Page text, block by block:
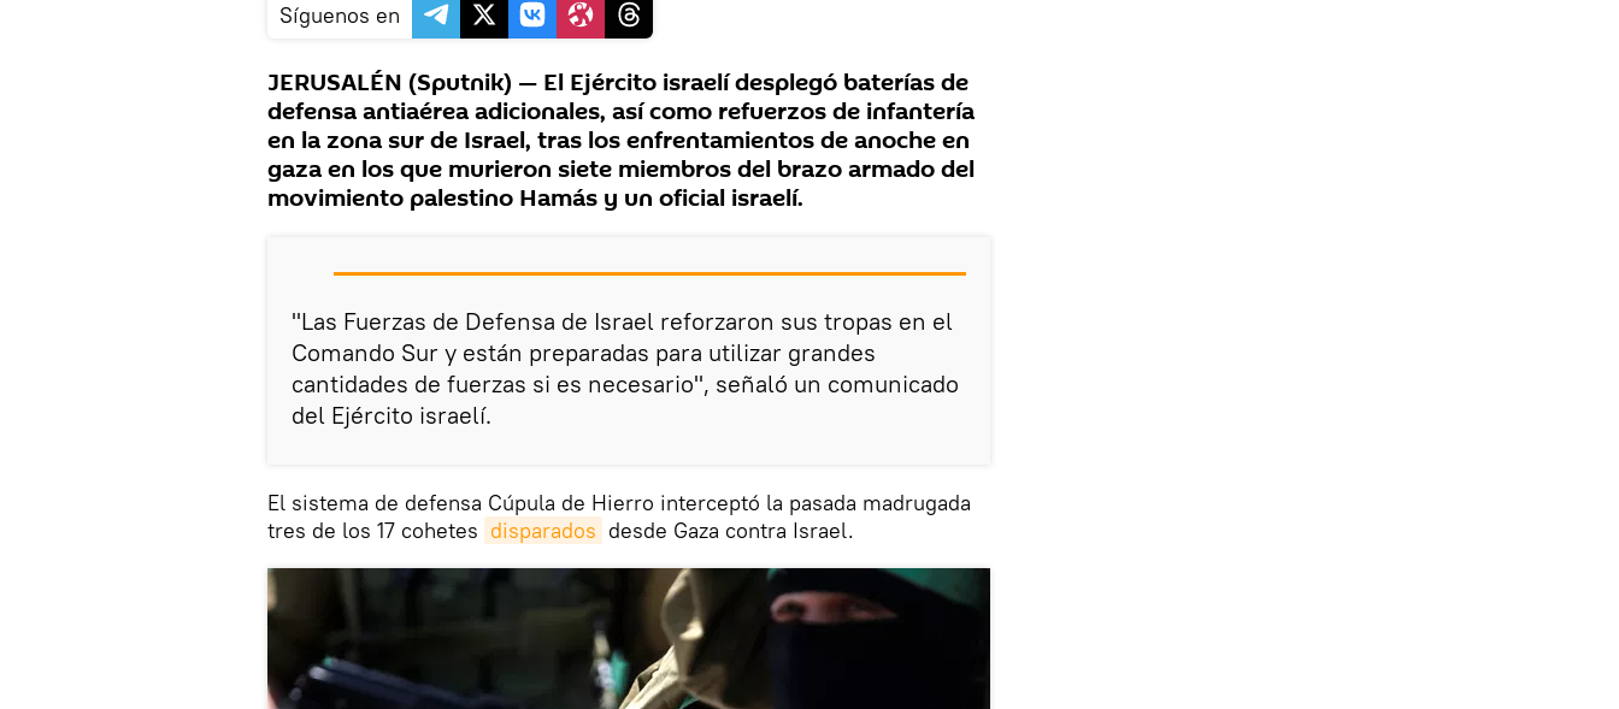
Síguenos en
JERUSALÉN (Sputnik) — El Ejército israelí desplegó baterías de
defensa antiaérea adicionales, así como refuerzos de infantería
en la zona sur de Israel, tras los enfrentamientos de anoche en
gaza en los que murieron siete miembros del brazo armado del
movimiento palestino Hamás y un oficial israelí.
"Las Fuerzas de Defensa de Israel reforzaron sus tropas en el
Comando Sur y están preparadas para utilizar grandes
cantidades de fuerzas si es necesario", señaló un comunicado
del Ejército israelí.
El sistema de defensa Cúpula de Hierro interceptó la pasada madrugada
tres de los 17 cohetes disparados desde Gaza contra Israel.